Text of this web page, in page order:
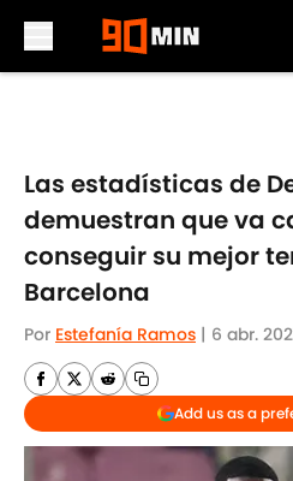
Las estadísticas de
demuestran que va
conseguir su mejor
Barcelona
Por Estefanía Ramos | 6 abr.
Add us as a